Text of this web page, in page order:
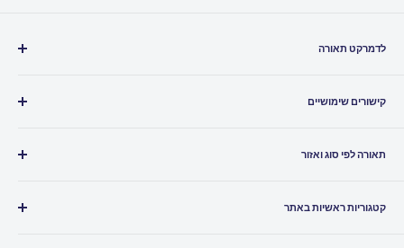
לדמרקט תאורה
כתבו לנוInfo@ledmarket.co.il
קישורים שימושיים
תקנון האתר
הצהרת נגישות
תאורה לפי סוג ואזור
תאורה לסלון
קטגוריות ראשיות באתר